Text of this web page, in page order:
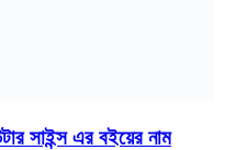
সাইন্স এর বইয়ের নাম